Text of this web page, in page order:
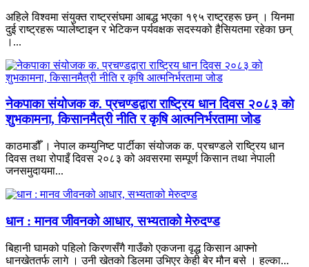
अहिले विश्वमा संयुक्त राष्ट्रसंघमा आबद्ध भएका १९५ राष्ट्रहरू छन् । यिनमा
दुई राष्ट्रहरू प्यालेष्टाइन र भेटिकन पर्यवक्षक सदस्यको हैसियतमा रहेका छन्
।...
नेकपाका संयोजक क. प्रचण्डद्वारा राष्ट्रिय धान दिवस २०८३ को
शुभकामना, किसानमैत्री नीति र कृषि आत्मनिर्भरतामा जोड
काठमाडौँ । नेपाल कम्युनिष्ट पार्टीका संयोजक क. प्रचण्डले राष्ट्रिय धान
दिवस तथा रोपाइँ दिवस २०८३ को अवसरमा सम्पूर्ण किसान तथा नेपाली
जनसमुदायमा...
धान : मानव जीवनको आधार, सभ्यताको मेरुदण्ड
बिहानी घामको पहिलो किरणसँगै गाउँको एकजना वृद्ध किसान आफ्नो
धानखेततर्फ लागे । उनी खेतको डिलमा उभिएर केही बेर मौन बसे । हल्का...